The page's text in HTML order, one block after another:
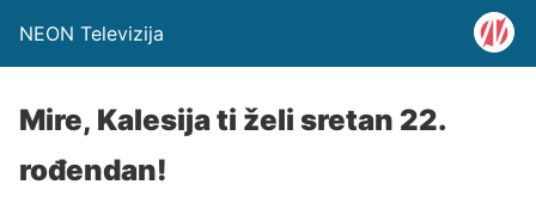
NEON Televizija
Mire, Kalesija ti želi sretan 22.
rođendan!